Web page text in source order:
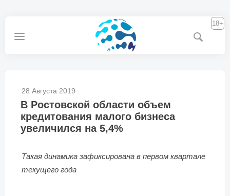
18+
28 Августа 2019
В Ростовской области объем
кредитования малого бизнеса
увеличился на 5,4%
Такая динамика зафиксирована в первом квартале
текущего года